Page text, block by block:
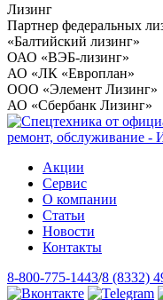
Лизинг
Партнер федеральных
«Балтийский лизинг»
ОАО «ВЭБ-лизинг»
АО «ЛК «Европлан»
ООО «Элемент Лизинг»
АО «Сбербанк Лизинг»
Акции
Сервис
О компании
Статьи
Новости
Контакты
8-800-775-1443/8 (8332)